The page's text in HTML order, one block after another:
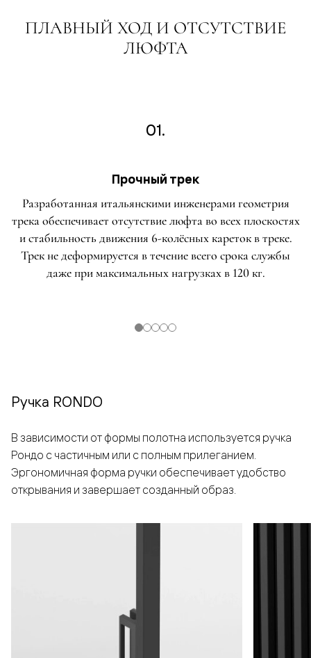
ПЛАВНЫЙ ХОД И ОТСУТСТВИЕ
ЛЮФТА
01.
Прочный трек
Разработанная итальянскими инженерами геометрия
трека обеспечивает отсутствие люфта во всех плоскостях
и стабильность движения 6-колёсных кареток в треке.
Трек не деформируется в течение всего срока службы
даже при максимальных нагрузках в 120 кг.
Ручка RONDO
В зависимости от формы полотна используется ручка
Рондо с частичным или с полным прилеганием.
Эргономичная форма ручки обеспечивает удобство
открывания и завершает созданный образ.